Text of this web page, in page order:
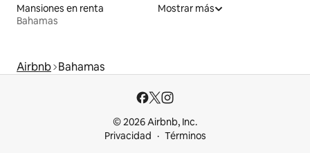
Mansiones en renta
Bahamas
Mostrar más
Airbnb Bahamas
© 2026 Airbnb, Inc.
Privacidad
Términos